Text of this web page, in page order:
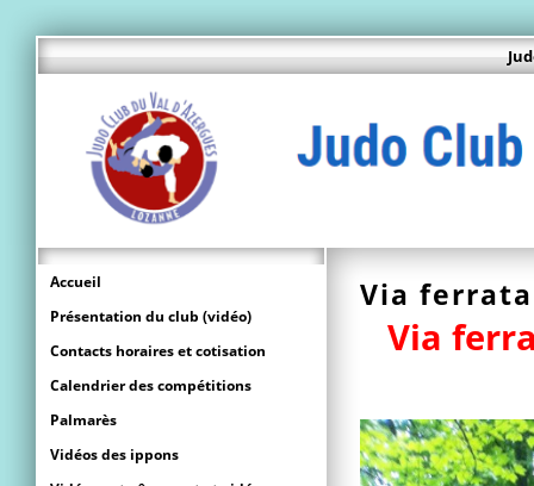
Via
Via
Accueil
Présentation du club (vidéo)
Contacts horaires et cotisation
Calendrier des compétitions
Palmarès
Vidéos des ippons